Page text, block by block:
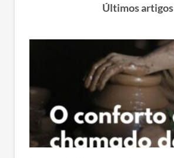
Últimos artigos